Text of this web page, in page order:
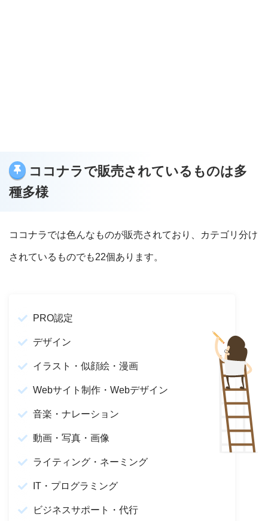
ココナラで販売されているものは多
種多様
ココナラでは色んなものが販売されており、カテゴリ分け
されているものでも22個あります。
PRO認定
デザイン
イラスト・似顔絵・漫画
Webサイト制作・Webデザイン
音楽・ナレーション
動画・写真・画像
ライティング・ネーミング
IT・プログラミング
ビジネスサポート・代行